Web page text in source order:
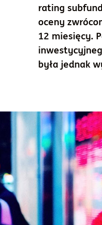
rating
oceny
12 miesięcy.
była jednak